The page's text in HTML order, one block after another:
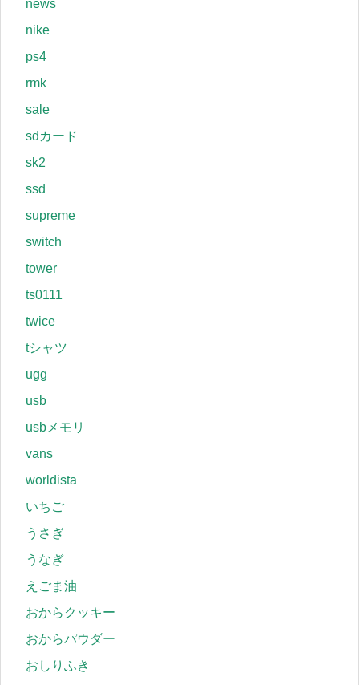
news
nike
ps4
rmk
sale
sdカード
sk2
ssd
supreme
switch
tower
ts0111
twice
tシャツ
ugg
usb
usbメモリ
vans
worldista
いちご
うさぎ
うなぎ
えごま油
おからクッキー
おからパウダー
おしりふき